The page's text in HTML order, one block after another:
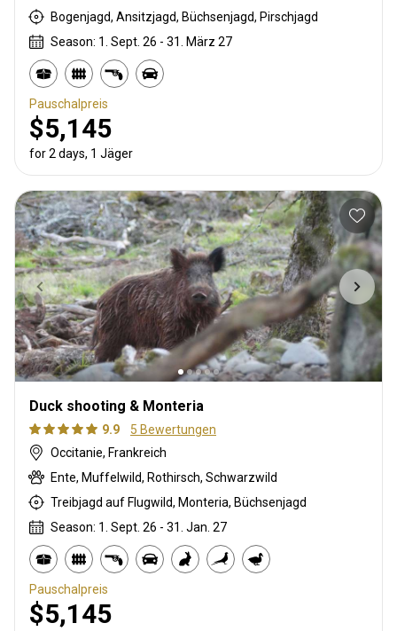
Bogenjagd, Ansitzjagd, Büchsenjagd, Pirschjagd
Season: 1. Sept. 26 - 31. März 27
Pauschalpreis
$5,145
for 2 days, 1 Jäger
Duck shooting & Monteria
9.9
5 Bewertungen
Occitanie, Frankreich
Ente, Muffelwild, Rothirsch, Schwarzwild
Treibjagd auf Flugwild, Monteria, Büchsenjagd
Season: 1. Sept. 26 - 31. Jan. 27
Pauschalpreis
$5,145